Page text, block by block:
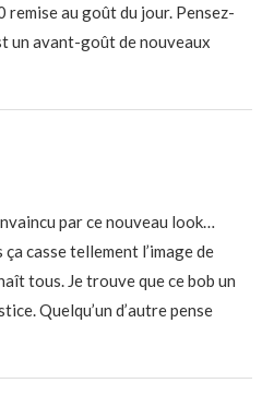
au goût du jour. Pensez-
un avant-goût de nouveaux
par ce nouveau look…
casse tellement l’image de
tous. Je trouve que ce bob un
Quelqu’un d’autre pense